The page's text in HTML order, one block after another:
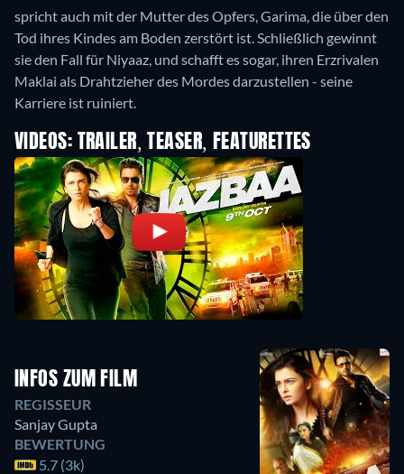
spricht auch mit der Mutter des Opfers, Garima, die über den
Tod ihres Kindes am Boden zerstört ist. Schließlich gewinnt
sie den Fall für Niyaaz, und schafft es sogar, ihren Erzrivalen
Maklai als Drahtzieher des Mordes darzustellen - seine
Karriere ist ruiniert.
VIDEOS: TRAILER, TEASER, FEATURETTES
INFOS ZUM FILM
REGISSEUR
Sanjay Gupta
BEWERTUNG
5.7 (3k)